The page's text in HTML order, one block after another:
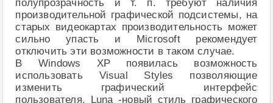
полупрозрачность и т. п. требуют наличия
производительной графической подсистемы, на
старых видеокартах производительность может
сильно упасть и Microsoft рекомендует
отключить эти возможности в таком случае.
В Windows XP появилась возможность
использовать Visual Styles позволяющие
изменить графический интерфейс
пользователя. Luna -новый стиль графического